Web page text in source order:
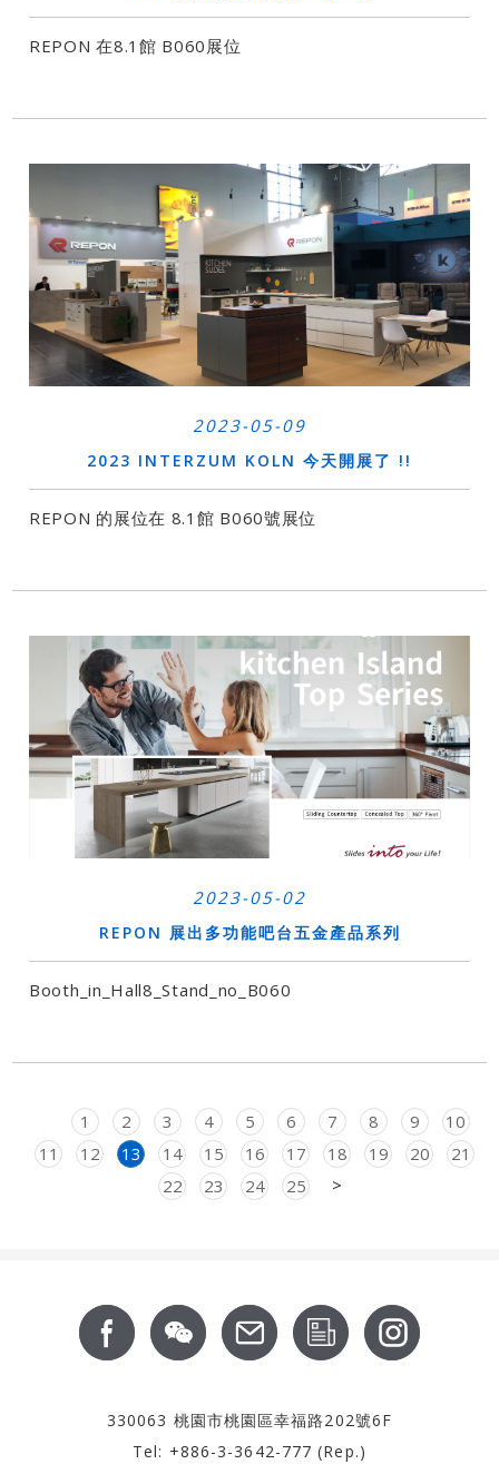
REPON 在8.1館 B060展位
2023-05-09
2023 INTERZUM KOLN 今天開展了 !!
REPON 的展位在 8.1館 B060號展位
2023-05-02
REPON 展出多功能吧台五金產品系列
Booth_in_Hall8_Stand_no_B060
Previous
1 2 3 4 5 6 7 8 9
10
11
12 13 14 15 16 17 18 19 20
21
22
23 24 25 >
330063 桃園市桃園區幸福路202號6F
Tel: +886-3-3642-777 (Rep.)